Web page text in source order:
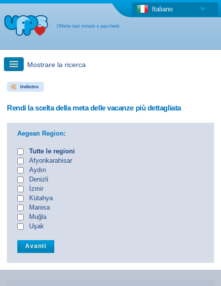
Offerte last minute e pacchetti
Italiano
Mostrare la ricerca
Ricerca rapida
Altro paese
Indietro
Rendi la scelta della meta delle vacanze più dettagliata
Aegean Region:
Tutte le regioni
Afyonkarahisar
Aydın
Denizli
İzmir
Kütahya
Manisa
Muğla
Uşak